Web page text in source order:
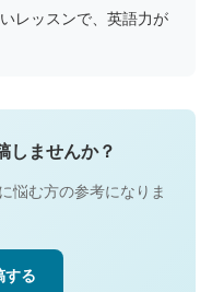
レッスンで、英語力が
しませんか？
悩む方の参考になりま
する